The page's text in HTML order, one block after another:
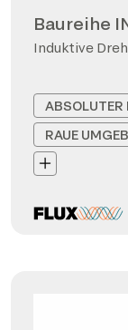
Baureihe
Induktive
ABSOLUTER
RAUE